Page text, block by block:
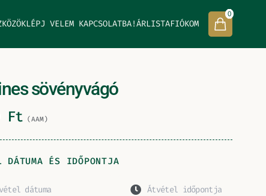
LÉPJ VELEM KAPCSOLATBA!ÁRLISTAFIÓKOM
0
sövényvágó
Ft (AAM)
DÁTUMA ÉS IDŐPONTJA